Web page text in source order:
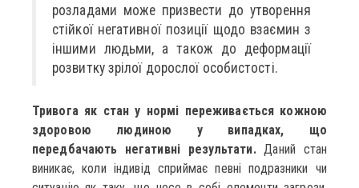
розладами може призвести до утворення
стійкої негативної позиції щодо взаємин з
іншими людьми, а також до деформації
розвитку зрілої дорослої особистості.
Тривога як стан у нормі переживається кожною
здоровою людиною у випадках, що
передбачають негативні результати.Даний стан
виникає, коли індивід сприймає певні подразники чи